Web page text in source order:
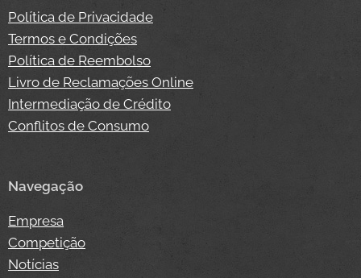
Política de Privacidade
Termos e Condições
Política de Reembolso
Livro de Reclamações Online
Intermediação de Crédito
Conflitos de Consumo
Navegação
Empresa
Competição
Notícias